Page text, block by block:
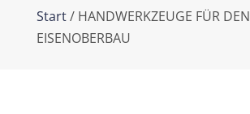
Start/ HANDWERKZEUGE FÜR DEN
EISENOBERBAU